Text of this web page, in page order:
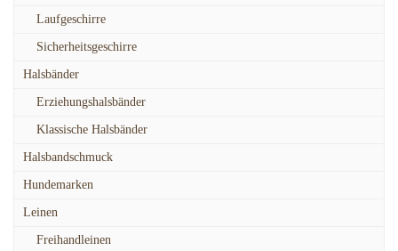
Laufgeschirre
Sicherheitsgeschirre
Halsbänder
Erziehungshalsbänder
Klassische Halsbänder
Halsbandschmuck
Hundemarken
Leinen
Freihandleinen